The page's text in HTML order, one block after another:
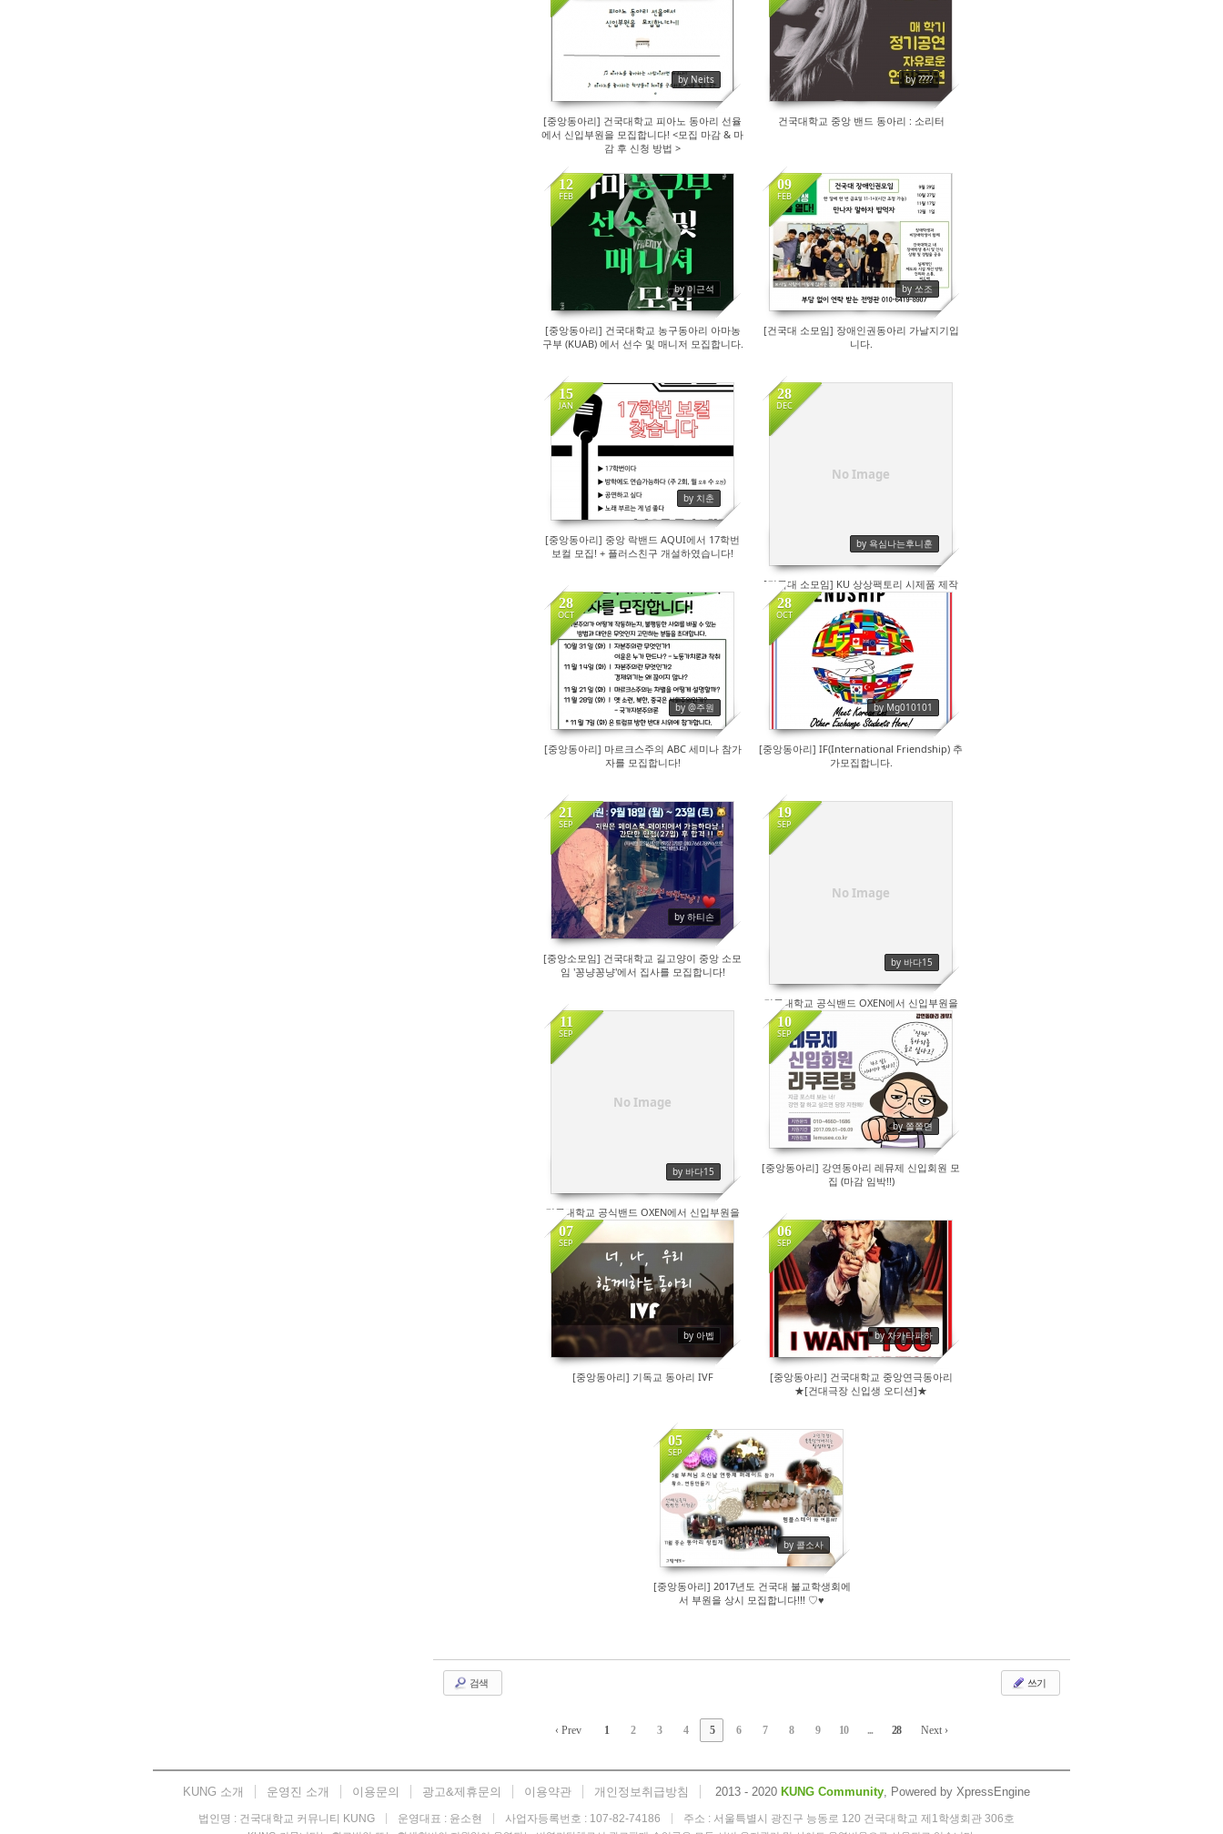
by Neits
[중앙동아리] 건국대학교 피아노 동아리 선율
에서 신입부원을 모집합니다! <모집 마감 & 마
감 후 신청 방법 >
by ????
230
건국대학교 중앙 밴드 동아리 : 소리터
12
FEB
by 이근석
275
[중앙동아리] 건국대학교 농구동아리 아마농
구부 (KUAB) 에서 선수 및 매니저 모집합니다.
09
FEB
by 쏘조
190
[건국대 소모임] 장애인권동아리 가날지기입
니다.
15
JAN
by 치춘
267
[중앙동아리] 중앙 락밴드 AQUI에서 17학번
보컬 모집! + 플러스친구 개설하였습니다!
No Image
28
DEC
by 욕심나는후니훈
[건국대 소모임] KU 상상팩토리 시제품 제작
지원사업 팀원 모집
28
OCT
by @주원
198
[중앙동아리] 마르크스주의 ABC 세미나 참가
자를 모집합니다!
28
OCT
by Mg010101
508
[중앙동아리] IF(International Friendship) 추
가모집합니다.
21
SEP
by 하티손
695
[중앙소모임] 건국대학교 길고양이 중앙 소모
임 '꽁냥꽁냥'에서 집사를 모집합니다!
No Image
19
SEP
by 바다15
건국대학교 공식밴드 OXEN에서 신입부원을
모집합니다! (베이스랑 드럼 급구♡)
No Image
11
SEP
by 바다15
건국대학교 공식밴드 OXEN에서 신입부원을
모집합니다!(나이제한 없음)
10
SEP
by 쫄쫄면
183
[중앙동아리] 강연동아리 레뮤제 신입회원 모
집 (마감 임박!!)
07
SEP
by 아벱
[중앙동아리] 기독교 동아리 IVF
06
SEP
by 차카타파하
371
[중앙동아리] 건국대학교 중앙연극동아리
★[건대극장 신입생 오디션]★
05
SEP
by 콜소사
177
[중앙동아리] 2017년도 건국대 불교학생회에
서 부원을 상시 모집합니다!!! ♡♥
검색 쓰기
‹ Prev 1 2 3 4 5 6 7 8 9 10 ... 28 Next ›
KUNG 소개 운영진 소개 이용문의 광고&제휴문의 이용약관 개인정보취급방침 2013 - 2020 KUNG Community, Powered by XpressEngine
법인명 : 건국대학교 커뮤니티 KUNG 운영대표 : 윤소현 사업자등록번호 : 107-82-74186 주소 : 서울특별시 광진구 능동로 120 건국대학교 제1학생회관 306호